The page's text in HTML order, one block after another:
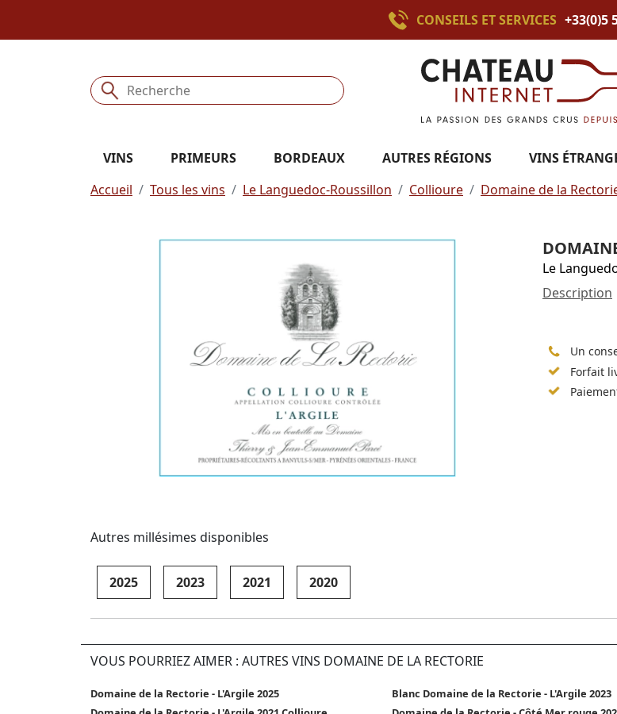
CONSEILS ET SERVICES +33(0)5
VINS PRIMEURS BORDEAUX AUTRES RÉGIONS VINS
Accueil
Tous les vins Le Languedoc-Roussillon Collioure Domaine de la
Le
Description
Un
Forfait
Autres millésimes disponibles
2025 2023 2021 2020
VOUS POURRIEZ AIMER : AUTRES VINS DOMAINE DE LA RECTORIE
Domaine de la Rectorie - L'Argile 2025 Blanc Domaine de la Rectorie - L'Argile 2023